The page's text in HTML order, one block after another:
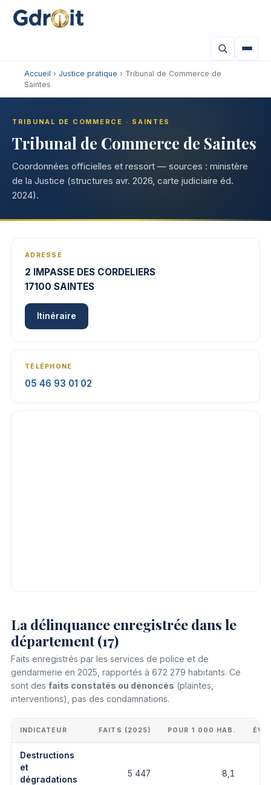
Accueil › Justice pratique › Tribunal de Commerce de
Saintes
TRIBUNAL DE COMMERCE · SAINTES
Tribunal de Commerce de Saintes
Coordonnées officielles et ressort — sources : ministère
de la Justice (structures avr. 2026, carte judiciaire éd.
2024).
ADRESSE
2 IMPASSE DES CORDELIERS
17100 SAINTES
Itinéraire
TÉLÉPHONE
05 46 93 01 02
La délinquance enregistrée dans le
département (17)
Faits enregistrés par les services de police et de
gendarmerie en 2025, rapportés à 672 279 habitants. Ce
sont des faits constatés ou dénoncés (plaintes,
interventions), pas des condamnations.
INDICATEUR FAITS (2025) POUR 1 000 HAB.
Destructions
et
dégradations
5 447 8,1